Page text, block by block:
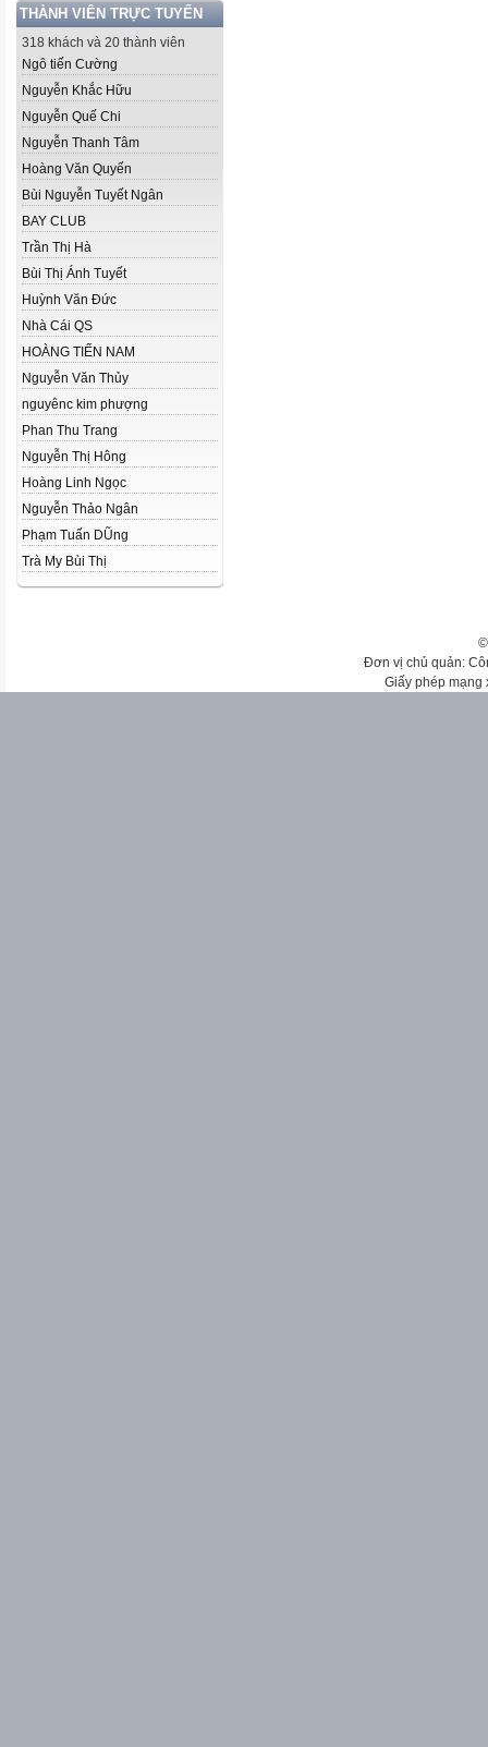
THÀNH VIÊN TRỰC TUYẾN
318 khách và 20 thành viên
Ngô tiến Cường
Nguyễn Khắc Hữu
Nguyễn Quế Chi
Nguyễn Thanh Tâm
Hoàng Văn Quyến
Bùi Nguyễn Tuyết Ngân
BAY CLUB
Trần Thị Hà
Bùi Thị Ánh Tuyết
Huỳnh Văn Đức
Nhà Cái QS
HOÀNG TIẾN NAM
Nguyễn Văn Thủy
nguyênc kim phượng
Phan Thu Trang
Nguyễn Thị Hông
Hoàng Linh Ngọc
Nguyễn Thảo Ngân
Phạm Tuấn DŨng
Trà My Bùi Thị
Đơn vị chủ quản:
Giấy phép mạng